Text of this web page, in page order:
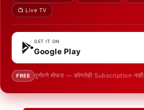
📺 Live TV
GET IT ON
Google Play
FREE पूर्णपणे मोफत — कोणतेही Subscription नाही